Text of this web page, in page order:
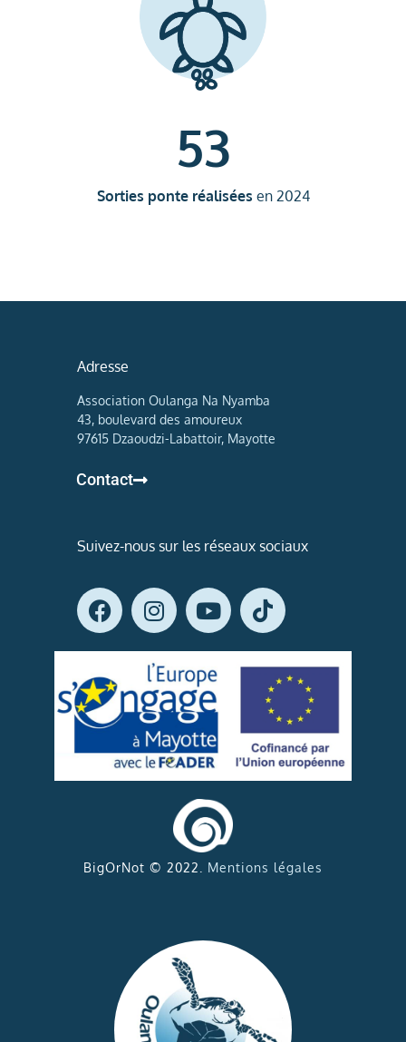
Sorties ponte réalisées en 2024
53
Suivez-nous sur les réseaux sociaux
BigOrNot © 2022. Mentions légales
Adresse
Association Oulanga Na Nyamba
43, boulevard des amoureux
97615 Dzaoudzi-Labattoir, Mayotte
Contact